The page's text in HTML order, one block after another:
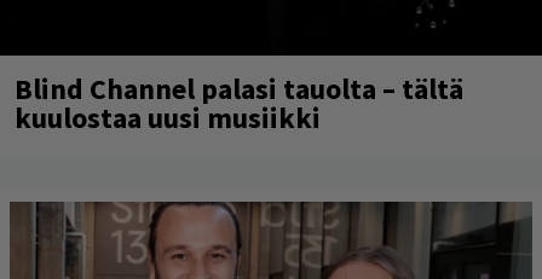
Blind Channel palasi tauolta – tältä
kuulostaa uusi musiikki